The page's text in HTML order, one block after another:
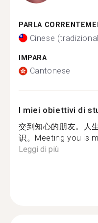
PARLA
Cinese
IMPARA
Cantonese
I miei obiettivi di
交到知心的朋友。人
识。Meeting you is
Leggi di più